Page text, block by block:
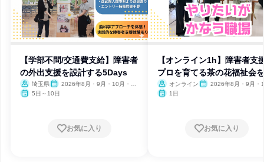
【学部不問/交通費支給】障害者
の外出支援を設計する5Days
埼玉県
2026年8月・9月・10月・11
月
5日～10日
お気に入り
【オンライン1h】障害者支
プロを育てる茶の花福祉会
介
オンライン
2026年8月・9月・
1日
お気に入り